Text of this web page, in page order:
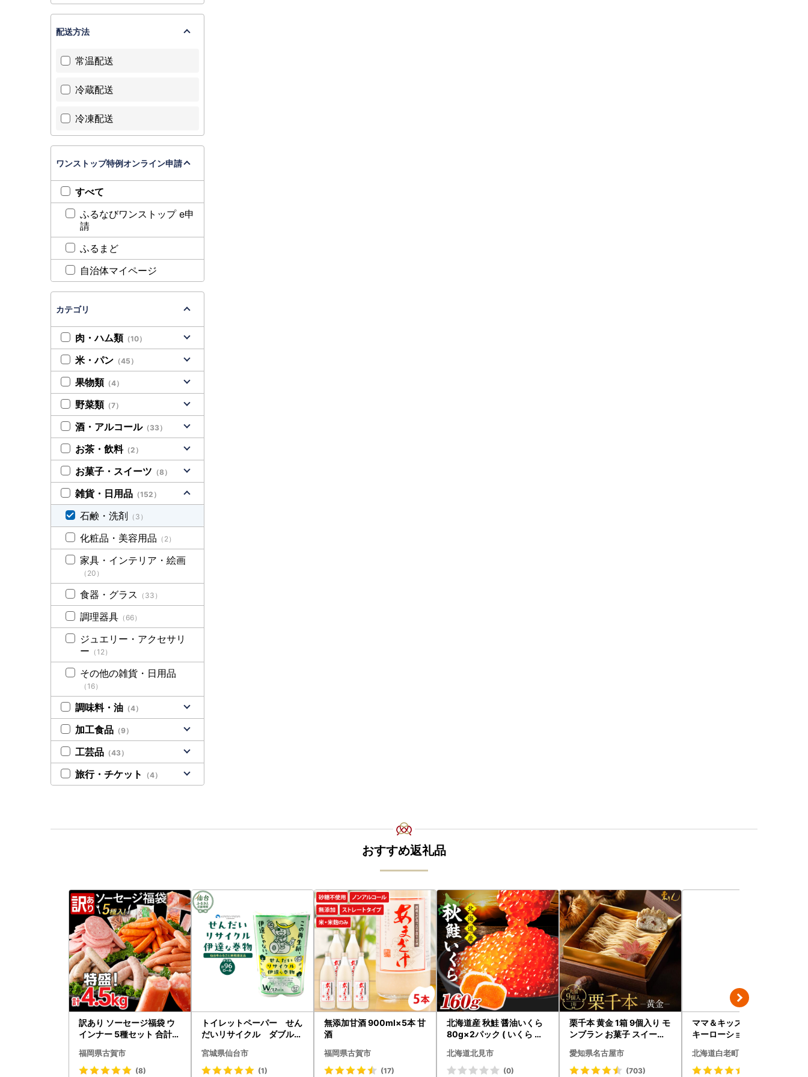
配送方法
常温配送
冷蔵配送
冷凍配送
ワンストップ特例オンライン申請
すべて
ふるなびワンストップ e申
請
ふるまど
自治体マイページ
カテゴリ
肉・ハム類 （10）
米・パン （45）
果物類 （4）
野菜類 （7）
酒・アルコール（33）
お茶・飲料（2）
お菓子・スイーツ （8）
雑貨・日用品 （152）
石鹸・洗剤 （3）
化粧品・美容用品 （2）
家具・インテリア・絵画
（20）
食器・グラス （33）
調理器具 （66）
ジュエリー・アクセサリ
ー （12）
その他の雑貨・日用品
（16）
調味料・油 （4）
加工食品 （9）
工芸品 （43）
旅行・チケット （4）
おすすめ返礼品
訳あり ソーセージ福袋 ウ
インナー 5種セット 合計4.
福岡県古賀市
(8)
トイレットペーパー せん
だいリサイクル ダブル9
宮城県仙台市
(1)
無添加甘酒 900ml×5本 甘
酒
福岡県古賀市
(17)
北海道産 秋鮭 醤油いくら
80g×2パック ( いくら イ
くら 醤油漬け パック 北海
道産 ふるさと納税 秋鮭 )【
北海道北見市
(0)
栗千本 黄金 1箱 9個入り モ
ンブラン お菓子 スイーツ
愛知県名古屋市
(703)
ママ＆キッズ ベビーミル
キーローションお得用サイ
0
北海道白老町